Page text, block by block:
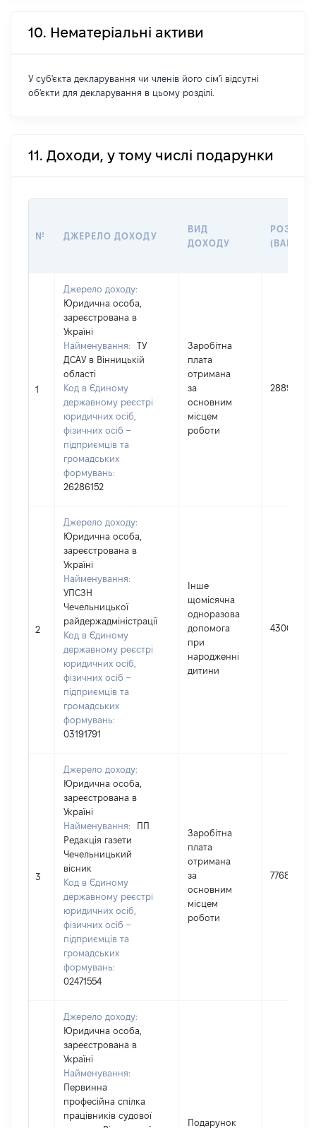
10. Нематеріальні активи
У суб'єкта декларування чи членів його сім'ї відсутні
об'єкти для декларування в цьому розділі.
11. Доходи, у тому числі подарунки
№ ДЖЕРЕЛО ДОХОДУ
ВИД
ДОХОДУ
РОЗМІР
1
Джерело доходу:
Юридична особа,
зареєстрована в
Україні
Найменування:
ТУ
ДСАУ в Вінницькій
області
Код в Єдиному
державному реєстрі
юридичних осіб,
фізичних осіб –
підприємців та
громадських
формувань:
26286152
Заробітна
плата
отримана
за
основним
місцем
роботи
288923
2
Джерело доходу:
Юридична особа,
зареєстрована в
Україні
Найменування:
УПСЗН
Чечельницької
райдержадміністрації
Код в Єдиному
державному реєстрі
юридичних осіб,
фізичних осіб –
підприємців та
громадських
формувань:
03191791
Інше
щомісячна
одноразова
допомога
при
народженні
дитини
4300
3
Джерело доходу:
Юридична особа,
зареєстрована в
Україні
Найменування:
ПП
Редакція газети
Чечельницький
вісник
Код в Єдиному
державному реєстрі
юридичних осіб,
фізичних осіб –
підприємців та
громадських
формувань:
02471554
Заробітна
плата
отримана
за
основним
місцем
роботи
77684
Джерело доходу:
Юридична особа,
зареєстрована в
Україні
Найменування:
Первинна
професійна спілка
працівників судової
Подарунок